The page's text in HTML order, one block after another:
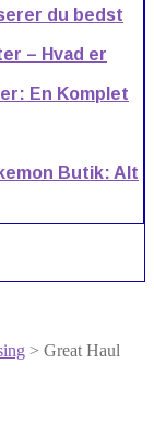
du bedst
– Hvad er
En Komplet
Butik: Alt
> Great Haul